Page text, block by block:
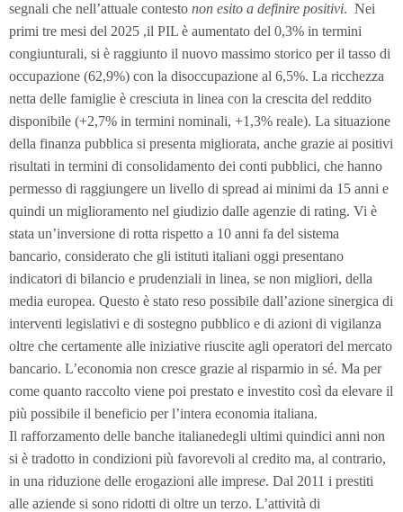
segnali che nell’attuale contesto non esito a definire positivi. Nei
primi tre mesi del 2025 ,il PIL è aumentato del 0,3% in termini
congiunturali, si è raggiunto il nuovo massimo storico per il tasso di
occupazione (62,9%) con la disoccupazione al 6,5%. La ricchezza
netta delle famiglie è cresciuta in linea con la crescita del reddito
disponibile (+2,7% in termini nominali, +1,3% reale). La situazione
della finanza pubblica si presenta migliorata, anche grazie ai positivi
risultati in termini di consolidamento dei conti pubblici, che hanno
permesso di raggiungere un livello di spread ai minimi da 15 anni e
quindi un miglioramento nel giudizio dalle agenzie di rating. Vi è
stata un’inversione di rotta rispetto a 10 anni fa del sistema
bancario, considerato che gli istituti italiani oggi presentano
indicatori di bilancio e prudenziali in linea, se non migliori, della
media europea. Questo è stato reso possibile dall’azione sinergica di
interventi legislativi e di sostegno pubblico e di azioni di vigilanza
oltre che certamente alle iniziative riuscite agli operatori del mercato
bancario. L’economia non cresce grazie al risparmio in sé. Ma per
come quanto raccolto viene poi prestato e investito così da elevare il
più possibile il beneficio per l’intera economia italiana.
Il rafforzamento delle banche italianedegli ultimi quindici anni non
si è tradotto in condizioni più favorevoli al credito ma, al contrario,
in una riduzione delle erogazioni alle imprese. Dal 2011 i prestiti
alle aziende si sono ridotti di oltre un terzo. L’attività di